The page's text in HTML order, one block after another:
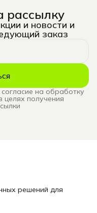
рассылку
и новости и
заказ
на обработку
целях получения
решений для